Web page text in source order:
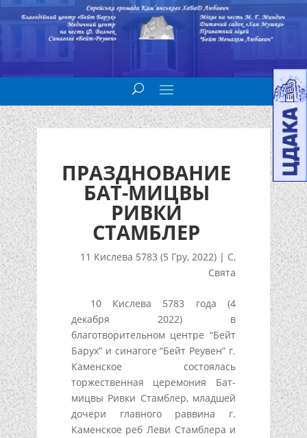
ПРАЗДНОВАНИЕ
БАТ-МИЦВЫ
РИВКИ
СТАМБЛЕР
11 Кислева 5783 (5 Гру, 2022) | С,
Свята
10 Кислева 5783 года (4
декабря 2022) в
благотворительном центре “Бейт
Барух” и синагоге “Бейт Реувен” г.
Каменское состоялась
торжественная церемония Бат-
мицвы Ривки Стамблер, младшей
дочери главного раввина г.
Каменское реб Леви Стамблера и